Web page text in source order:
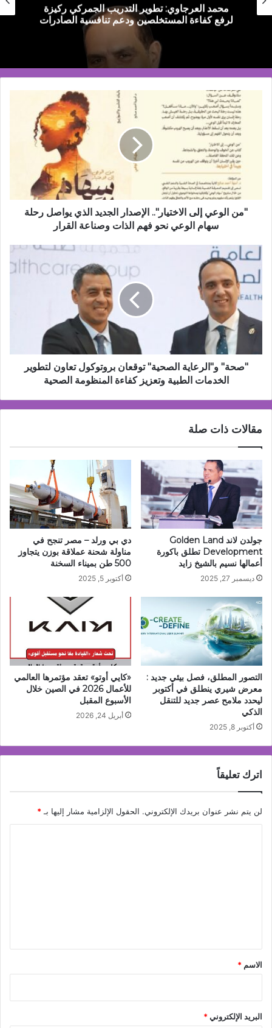
القاهرة تستضيف أول ملتقى دولي في أفريقيا
لمناقشة تأثيرات تغير المناخ في هندسة الرياح
الاختيار"..
الإصدار
رحلة
سهام
فهم
الذات
وصناعة
"من الوعي إلى الاختيار".. الإصدار الجديد الذي يواصل رحلة
سهام الوعي نحو فهم الذات وصناعة القرار
"صحة"
و"الرعاية
الصحية"
بروتوكول
تعاون
لتطوير
الخدمات
الطبية
وتعزيز"صحة" و"الرعاية الصحية" توقعان بروتوكول تعاون لتطوير
الخدمات الطبية وتعزيز كفاءة المنظومة الصحية
مقالات ذات صلة
جولدن لاند Golden Land
Development تطلق باكورة
أعمالها نسيم بالشيخ زايد
ديسمبر 27, 2025
دي بي ورلد – مصر تنجح في
مناولة شحنة عملاقة بوزن يتجاوز
500 طن بميناء السخنة
أكتوبر 5, 2025
التصور المطلق، فصل بيئي جديد :
معرض شيري ينطلق في أكتوبر
ليحدد ملامح عصر جديد للتنقل
الذكي
أكتوبر 8, 2025
«كايي أوتو» تعقد مؤتمرها العالمي
للأعمال 2026 في الصين خلال
الأسبوع المقبل
أبريل 24, 2026
اترك تعليقاً
لن يتم نشر عنوان بريدك الإلكتروني. الحقول الإلزامية مشار إليها بـ *
*
الاسم *
البريد الإلكتروني*